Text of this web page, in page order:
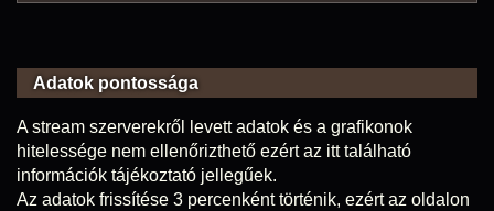
Adatok pontossága
A stream szerverekről levett adatok és a grafikonok
hitelessége nem ellenőrizthető ezért az itt található
információk tájékoztató jellegűek.
Az adatok frissítése 3 percenként történik, ezért az oldalon